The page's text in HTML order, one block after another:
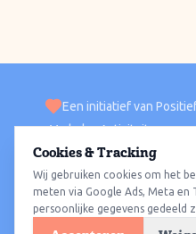
Een initiatief van
VerhalenActiviteiten
Alle wijkenAlmere Haven
Almere HoutAlmere
Cookies & Tracking
Wij gebruiken cookies om het
meten via Google Ads, Meta en
persoonlijke gegevens gedeeld